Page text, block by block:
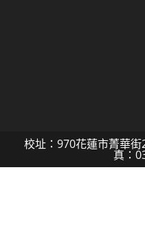
校址：970花蓮市菁華
真：